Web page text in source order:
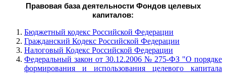
Правовая база деятельности Фондов целевых
капиталов:
Бюджетный кодекс Российской Федерации
Гражданский Кодекс Российской Федерации
Налоговый Кодекс Российской Федерации
Федеральный закон от 30.12.2006 № 275-ФЗ "О порядке
формирования и использования целевого капитала